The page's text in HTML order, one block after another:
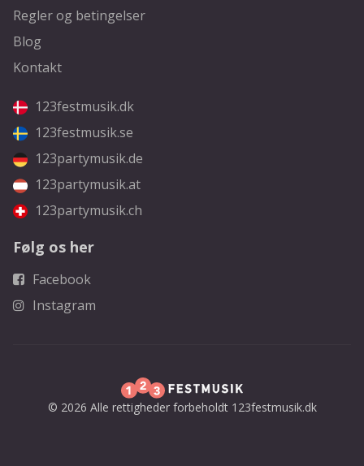
Regler og betingelser
Blog
Kontakt
123festmusik.dk
123festmusik.se
123partymusik.de
123partymusik.at
123partymusik.ch
Følg os her
Facebook
Instagram
© 2026 Alle rettigheder forbeholdt 123festmusik.dk